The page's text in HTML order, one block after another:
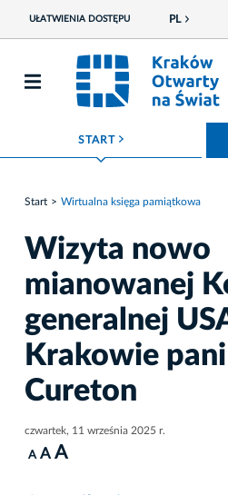
UŁATWIENIA DOSTĘPU PL
START ROZWIŃ MENU
Start Wirtualna księga pamiątkowa
Wizyta nowo
mianowanej
generalnej
Krakowie
Cureton
czwartek, 11 września 2025 r.
A A A